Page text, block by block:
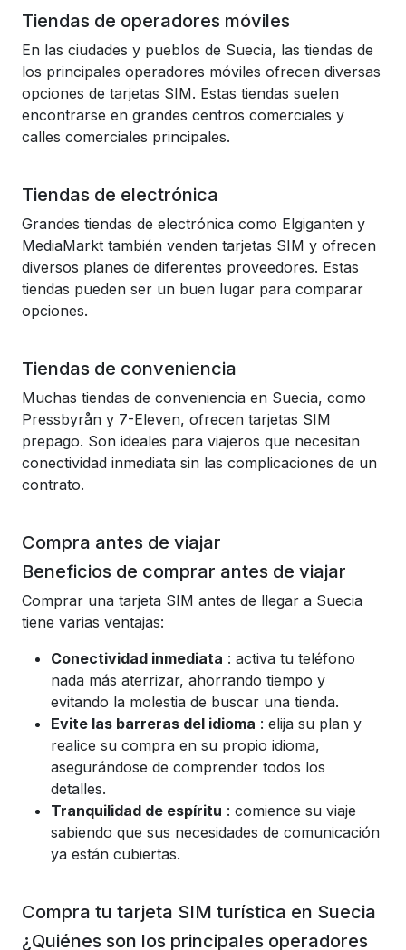
Tiendas de operadores móviles
En las ciudades y pueblos de Suecia, las tiendas de
los principales operadores móviles ofrecen diversas
opciones de tarjetas SIM. Estas tiendas suelen
encontrarse en grandes centros comerciales y
calles comerciales principales.
Tiendas de electrónica
Grandes tiendas de electrónica como Elgiganten y
MediaMarkt también venden tarjetas SIM y ofrecen
diversos planes de diferentes proveedores. Estas
tiendas pueden ser un buen lugar para comparar
opciones.
Tiendas de conveniencia
Muchas tiendas de conveniencia en Suecia, como
Pressbyrån y 7-Eleven, ofrecen tarjetas SIM
prepago. Son ideales para viajeros que necesitan
conectividad inmediata sin las complicaciones de un
contrato.
Compra antes de viajar
Beneficios de comprar antes de viajar
Comprar una tarjeta SIM antes de llegar a Suecia
tiene varias ventajas:
Conectividad inmediata : activa tu teléfono
nada más aterrizar, ahorrando tiempo y
evitando la molestia de buscar una tienda.
Evite las barreras del idioma : elija su plan y
realice su compra en su propio idioma,
asegurándose de comprender todos los
detalles.
Tranquilidad de espíritu : comience su viaje
sabiendo que sus necesidades de comunicación
ya están cubiertas.
Compra tu tarjeta SIM turística en Suecia
¿Quiénes son los principales operadores